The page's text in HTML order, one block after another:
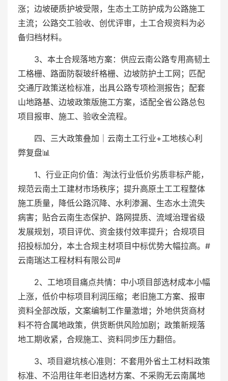
涨；边坡硬质护坡受限，生态土工防护成为公路施工
主流；公路交工验收、创优评审，土工合规资料为必
备归档材料。
3、本土合规落地方案：供应云南公路专用高韧土
工格栅、路面防裂玻纤格栅、边坡防护土工网；匹配
交通厅政策送检标准，出具公路专项检测报告；配套
山地路基、边坡政策版施工方案，适配全省公路总包
项目报审、施工、验收全流程。
四、三大政策叠加｜云南土工行业+工地核心利
弊复盘📊
1、行业正向价值：淘汰行业低价劣质非标产能，
规范云南土工建材市场秩序；提升高原土工工程整体
施工质量，降低公路沉降、水利渗漏、生态水土流失
病害；贴合云南生态保护、路网提质、流域治理省级
发展规划，项目评优、资金拨付效率提升；合规项目
招投标加分，本土合规主材项目中标优势大幅拉高。#
云南瑞达工程材料有限公司#
2、工地项目痛点共情：中小项目部选材成本小幅
上涨，低价中标项目利润压缩；老旧施工方案、报审
资料全部改版，文案编制工作量激增；外地供货商材
料不符合属地政策，供货断供风险加剧；政策新规落
地工期收紧，合规施工、资料同步压力翻倍。
3、项目避坑核心准则：不套用外省土工材料政策
标准、不沿用往年老旧选材方案、不采购无云南属地